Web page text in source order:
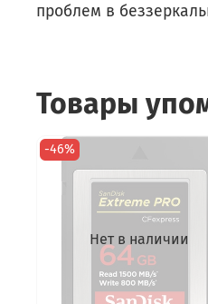
проблем в
Товары
Нет в наличии
-46%